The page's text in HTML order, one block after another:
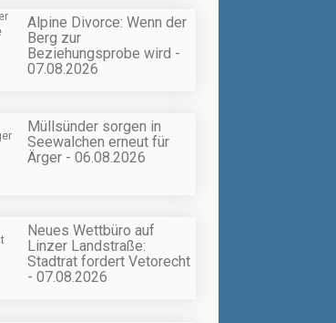
Alpine Divorce: Wenn der
Berg zur
Beziehungsprobe wird -
07.08.2026
Müllsünder sorgen in
Seewalchen erneut für
Ärger - 06.08.2026
Neues Wettbüro auf
Linzer Landstraße:
Stadtrat fordert Vetorecht
- 07.08.2026